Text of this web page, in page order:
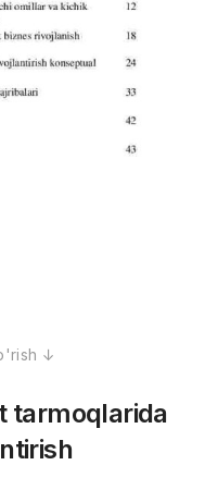
tarmoqlarida